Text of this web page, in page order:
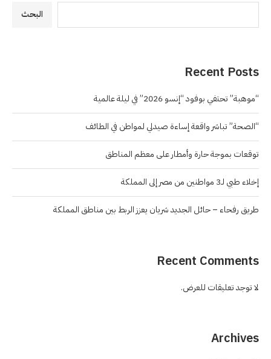
البحث
Recent Posts
“موهبة” تحتفي بوفود “إنسو 2026” في ليلة عالمية
“الصحة” تباشر واقعة إساءة صيدلي لمواطن في الطائف
توقعات بموجة حارة وأمطار على معظم المناطق
إخلاء طبي لـ3 مواطنين من مصر إلى المملكة
طريق رفحاء – حائل الجديد شريان يعزز الربط بين مناطق المملكة
Recent Comments
لا توجد تعليقات للعرض.
Archives